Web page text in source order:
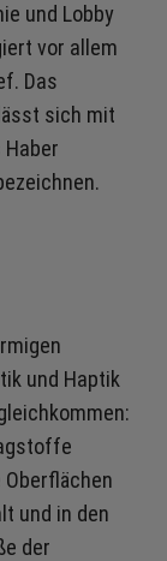
und Lobby
vor allem
Das
sich mit
und Haptik
und in den
der